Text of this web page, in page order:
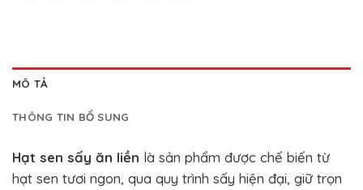
MÔ TẢ
THÔNG TIN BỔ SUNG
Hạt sen sấy ăn liền là sản phẩm được chế biến từ
hạt sen tươi ngon, qua quy trình sấy hiện đại, giữ trọn